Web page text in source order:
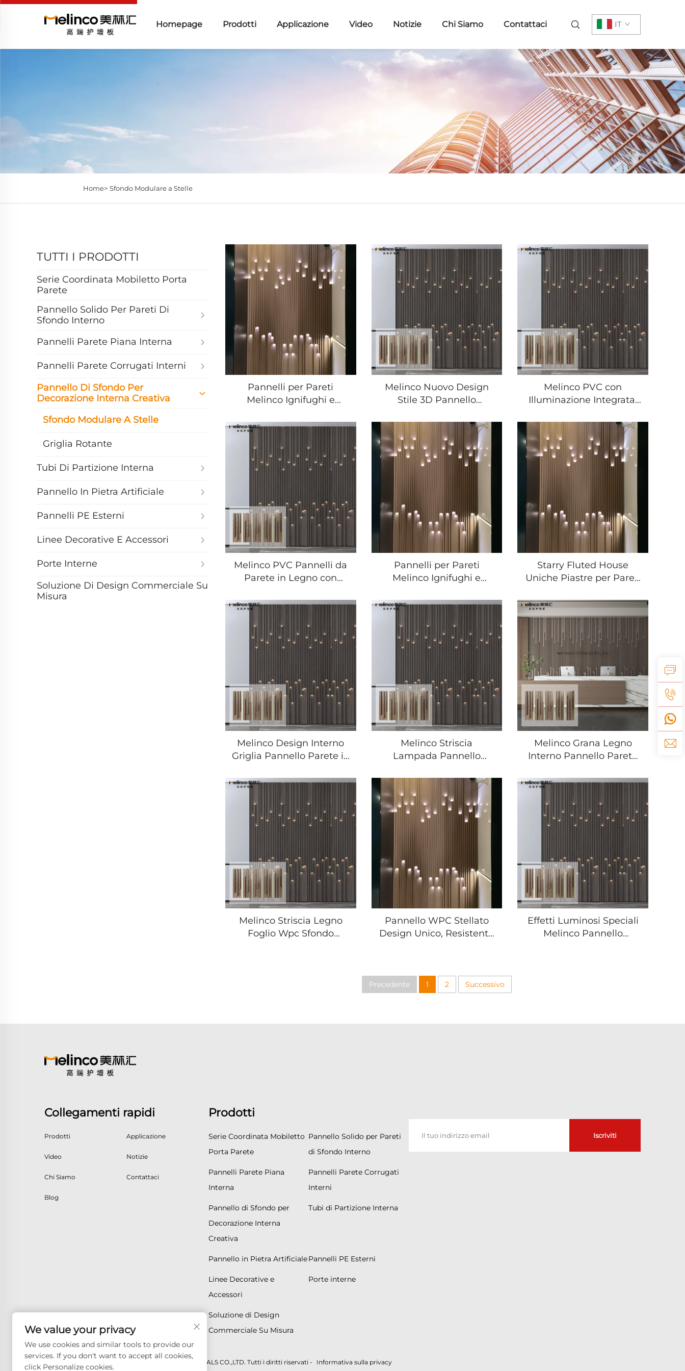
Homepage Prodotti Applicazione Video Notizie Chi Siamo Contattaci IT
Home> Sfondo Modulare a Stelle
TUTTI I PRODOTTI
Serie Coordinata Mobiletto Porta
Parete
Pannello Solido Per Pareti Di
Sfondo Interno
Pannelli Parete Piana Interna
Pannelli Parete Corrugati Interni
Pannello Di Sfondo Per
Decorazione Interna Creativa
Sfondo Modulare A Stelle
Griglia Rotante
Tubi Di Partizione Interna
Pannello In Pietra Artificiale
Pannelli PE Esterni
Linee Decorative E Accessori
Porte Interne
Soluzione Di Design Commerciale Su
Misura
Pannelli per Pareti
Melinco Ignifughi e
Griglia WPC per
Decorazione Interna di
Ville e Hotel
Melinco Nuovo Design
Stile 3D Pannello
Griglia in PVC per
Pavimentazione,
Pannello Murale per
Decorazione di
Soggiorno, Villa, Hotel
Melinco PVC con
Illuminazione Integrata,
Ignifugo, Pannello 3D in
Legno, Pannelli Murales
Interni di Alta Qualità dal
Design Moderno
Melinco PVC Pannelli da
Parete in Legno con
per Arredamento Interno
di Alta Qualità Design
Moderno per Ville Hotel
Soggiorni
Pannelli per Pareti
Melinco Ignifughi e
Griglia WPC per
Decorazione Interna di
Ville e Hotel
Starry Fluted House
Uniche Piastre per Pareti
Finitura Architettonica in
Vinile WPC con
Applicazione da Pranzo
Disponibili in Vari Colori
Melinco Design Interno
Griglia Pannello Parete in
Antiumidità e Ritardante
Fiamma
Melinco Striscia
Lampada Pannello
Decorazione Interna Pvc
Pannelli Parete Legno
per Sfondo Decorativo
Melinco Grana Legno
Interno Pannello Parete
Pannello Flutato Wpc
con Luci Led Effetto
Stellare
Melinco Striscia Legno
Foglio Wpc Sfondo
Pannello WPC Stellato
Design Unico, Resistente
Architettoniche
Effetti Luminosi Speciali
Melinco Pannello
Precedente 1 2 Successivo
Collegamenti rapidi
Prodotti Applicazione
Video Notizie
Chi Siamo Contattaci
Blog
Prodotti
Serie Coordinata Mobiletto
Porta Parete
Pannello Solido per Pareti
di Sfondo Interno
Pannelli Parete Piana
Interna
Pannelli Parete Corrugati
Interni
Pannello di Sfondo per
Decorazione Interna
Creativa
Tubi di Partizione Interna
Pannello in Pietra ArtificialePannelli PE Esterni
Linee Decorative e
Accessori
Porte interne
Soluzione di Design
Commerciale Su Misura
Iscriviti
Diritti d'autore © 2026 GOODAY ADVANCED MATERIALS CO.,LTD. Tutti i diritti riservati - Informativa sulla privacy
We value your privacy
We use cookies and similar tools to provide our
services. If you don't want to accept all cookies,
click Personalize cookies.